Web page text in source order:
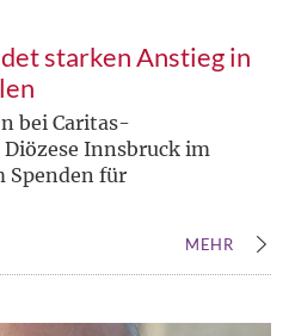
starken Anstieg in
bei Caritas-
Innsbruck im
Spenden für
MEHR